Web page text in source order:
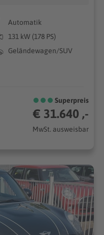
Automatik
131 kW (178 PS)
Geländewagen/SUV
Superpreis
€ 31.640 ,-
MwSt. ausweisbar